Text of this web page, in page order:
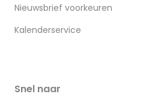
Nieuwsbrief voorkeuren
Kalenderservice
Snel naar